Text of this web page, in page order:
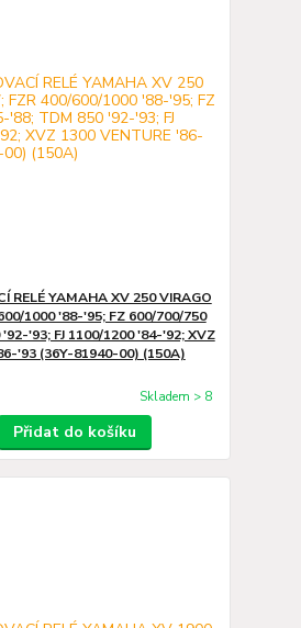
RELÉ YAMAHA XV 250 VIRAGO
1000 '88-'95; FZ 600/700/750
'93; FJ 1100/1200 '84-'92; XVZ
'93 (36Y-81940-00) (150A)
Skladem > 8
Přidat do košíku